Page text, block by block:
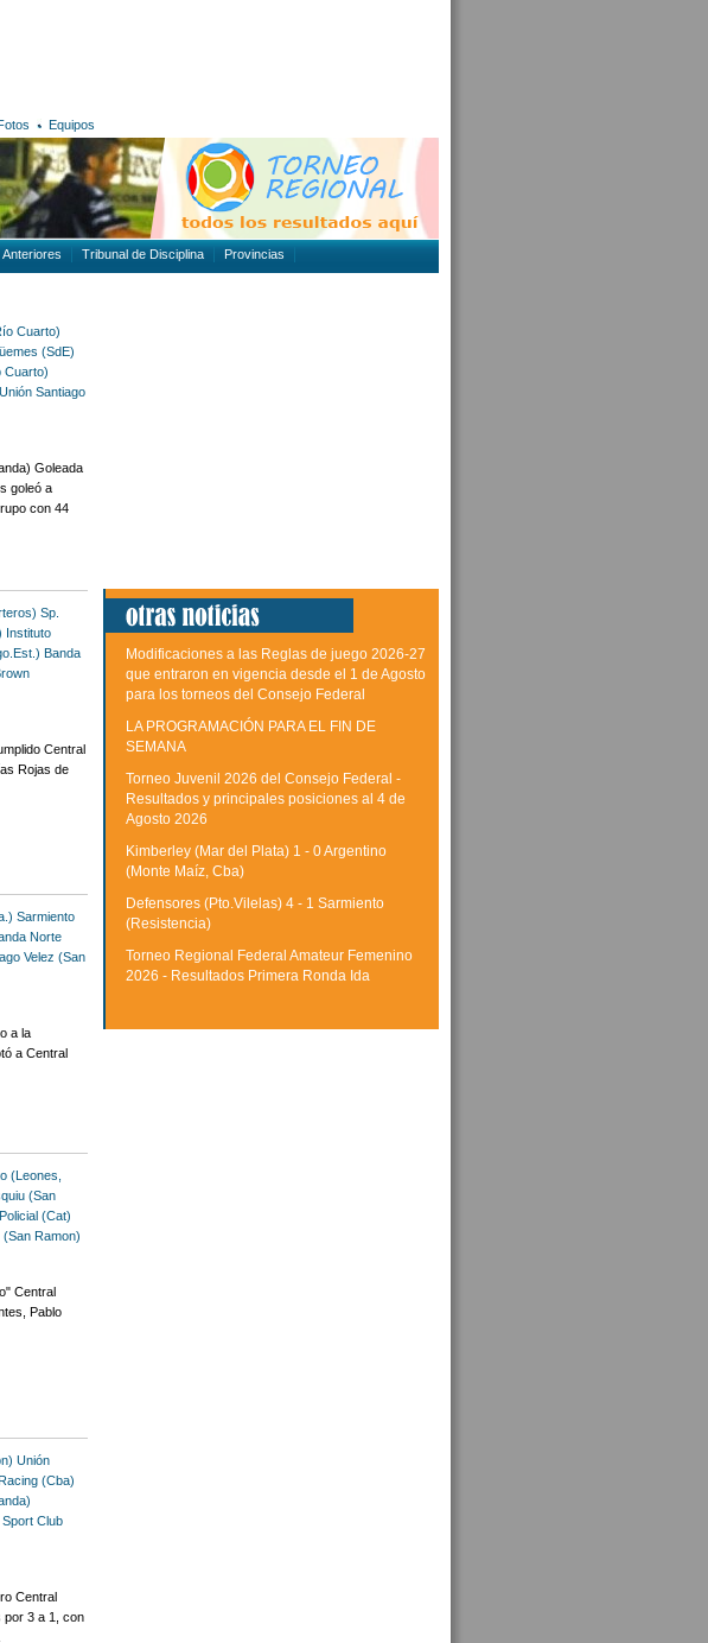
Equipos
Tribunal de Disciplina Provincias
Cuarto)
(SdE)
Cuarto)
Unión Santiago
Goleada
goleó a
con 44
Sp.
Instituto
Banda
Central
Rojas de
Sarmiento
Norte
Velez (San
a la
a Central
(Leones,
(San
(Cat)
(San Ramon)
Central
Pablo
Unión
(Cba)
Sport Club
Central
por 3 a 1, con
Modificaciones a las Reglas de juego 2026-27
que entraron en vigencia desde el 1 de Agosto
para los torneos del Consejo Federal
LA PROGRAMACIÓN PARA EL FIN DE
SEMANA
Torneo Juvenil 2026 del Consejo Federal -
Resultados y principales posiciones al 4 de
Agosto 2026
Kimberley (Mar del Plata) 1 - 0 Argentino
(Monte Maíz, Cba)
Defensores (Pto.Vilelas) 4 - 1 Sarmiento
(Resistencia)
Torneo Regional Federal Amateur Femenino
2026 - Resultados Primera Ronda Ida